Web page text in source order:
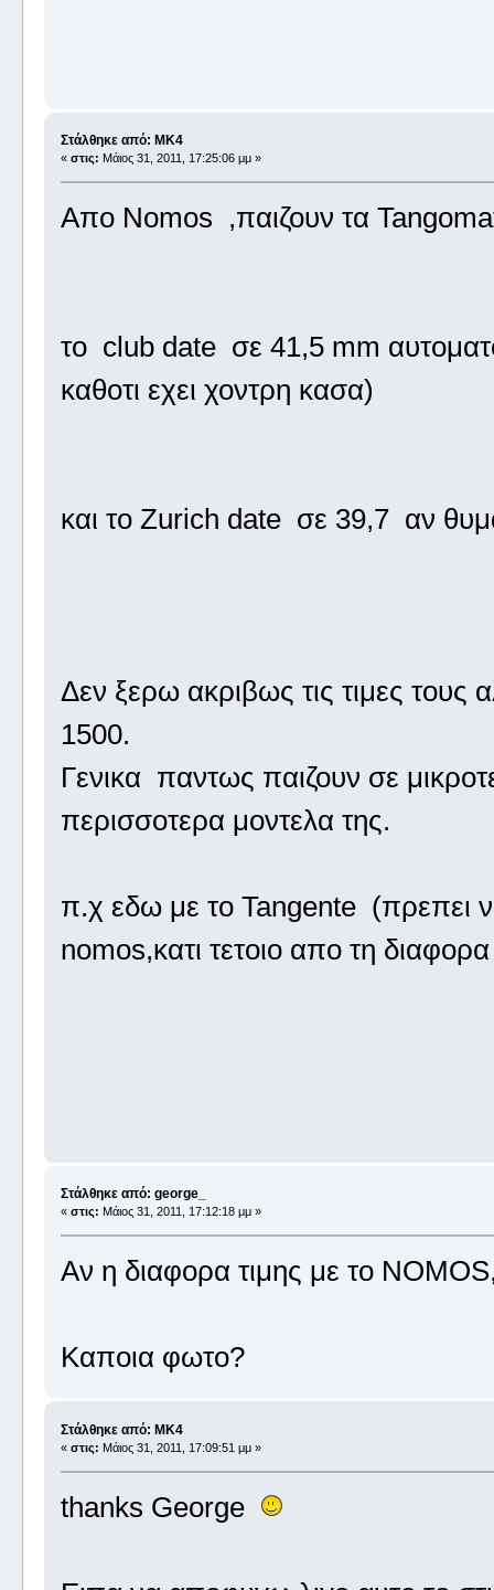
Στάλθηκε από: MK4
« στις: Μάιος 31, 2011, 17:25:06 μμ »
Απο Nomos ,παιζουν τα
το club date σε 41,5 mm
καθοτι εχει χοντρη κασα)
και το Zurich date σε 39,7 αν
Δεν ξερω ακριβως τις τιμες
1500.
Γενικα παντως παιζουν σε
περισσοτερα μοντελα της.
π.χ εδω με το Tangente (πρεπει
nomos,κατι τετοιο απο τη
Στάλθηκε από: george_
« στις: Μάιος 31, 2011, 17:12:18 μμ »
Αν η διαφορα τιμης με το
Καποια φωτο?
Στάλθηκε από: MK4
« στις: Μάιος 31, 2011, 17:09:51 μμ »
thanks George